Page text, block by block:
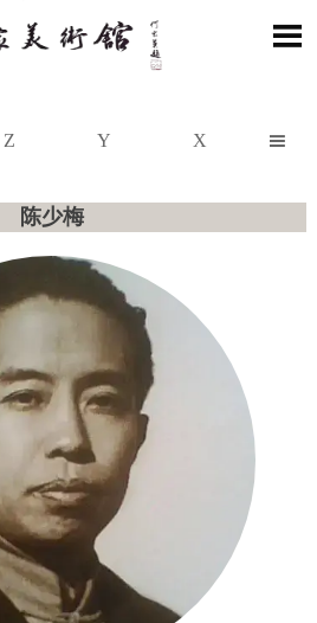

Z Y X 
陈少梅